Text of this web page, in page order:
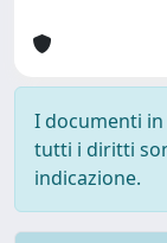
I documenti
tutti i diritti
indicazione.